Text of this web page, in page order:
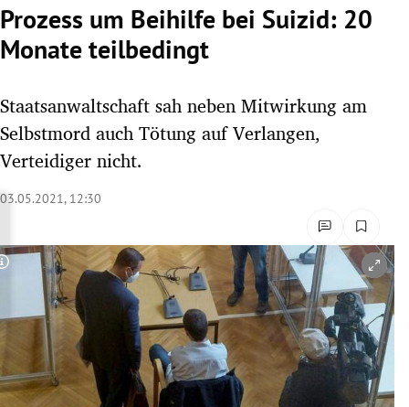
Untermenü
Untermenü
Untermenü
Untermenü
Untermenü
Prozess um Beihilfe bei Suizid: 20
Monate teilbedingt
Staatsanwaltschaft sah neben Mitwirkung am
Selbstmord auch Tötung auf Verlangen,
Verteidiger nicht.
03.05.2021, 12:30
Copyright-Hinweis öffnen/schließen